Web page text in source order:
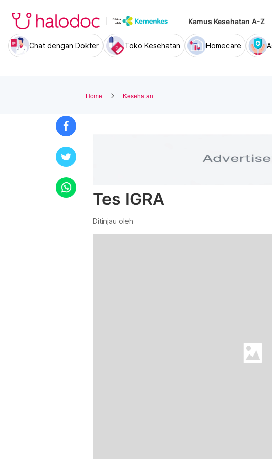
Kamus Kesehatan A-Z
Chat dengan Dokter Toko Kesehatan Homecare
Home Kesehatan
Tes IGRA
Ditinjau oleh